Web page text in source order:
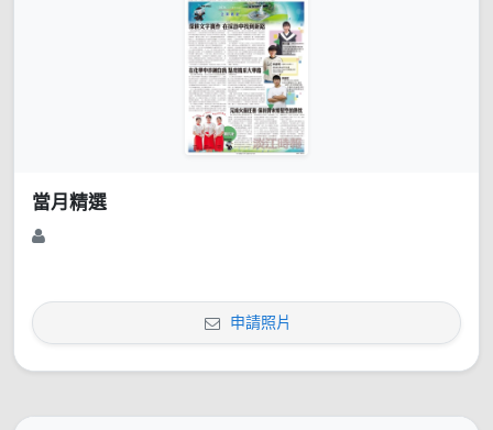
當月精選
申請照片